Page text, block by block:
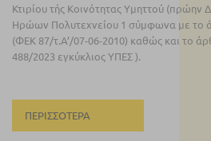
Κτιρίου τής Κοινότητας Υμηττού (πρώην
Ηρώων Πολυτεχνείου 1 σύμφωνα με το
(ΦΕΚ 87/τ.Α’/07-06-2010) καθώς και το
488/2023 εγκύκλιος ΥΠΕΣ ).
ΠΕΡΙΣΣΌΤΕΡΑ